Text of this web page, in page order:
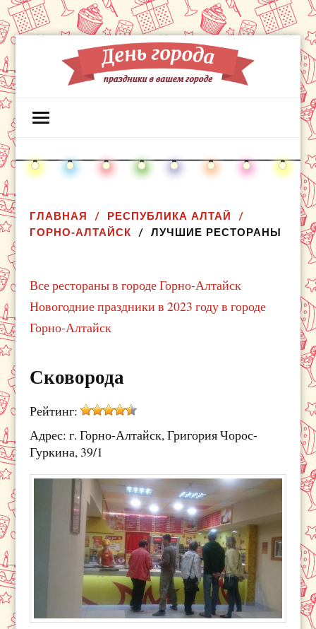
ГЛАВНАЯ
РЕСПУБЛИКА АЛТАЙ
ГОРНО-АЛТАЙСК
ЛУЧШИЕ РЕСТОРАНЫ
Все рестораны в городе Горно-Алтайск
Новогодние праздники в 2023 году в городе
Горно-Алтайск
Сковорода
Рейтинг:
Адрес: г. Горно-Алтайск, Григория Чорос-
Гуркина, 39/1